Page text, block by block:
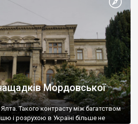
Мордовської
Такого контрасту між багатством
і розрухою в Україні більше не